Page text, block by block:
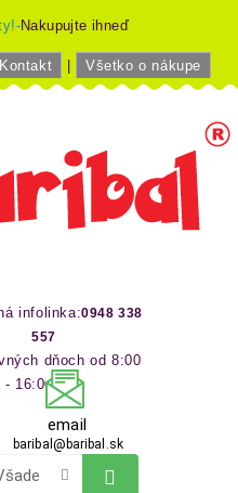
Nakupujte ihneď
Kontakt Všetko o nákupe
infolinka:0948 338
557
dňoch od 8:00
- 16:00 hod
email
baribal@baribal.sk